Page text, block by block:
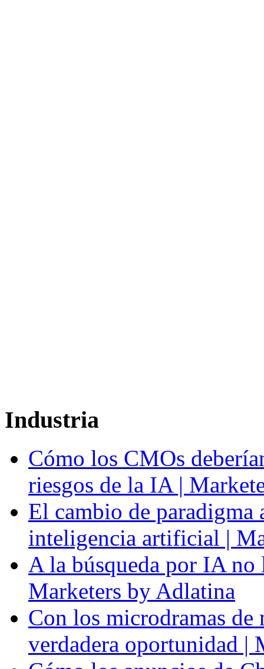
Industria
Cómo los CMOs
riesgos de la IA |
El cambio de paradigma
inteligencia artificial |
A la búsqueda por IA
Marketers by Adlatina
Con los microdramas de
verdadera oportunidad |